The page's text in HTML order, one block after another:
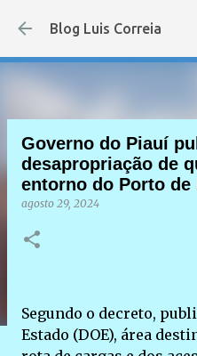
Pular para o
Blog Luis Correia
Governo do Piauí
desapropriação de
entorno do Porto de
agosto 29, 2024
Segundo o decreto,
Estado (DOE), área